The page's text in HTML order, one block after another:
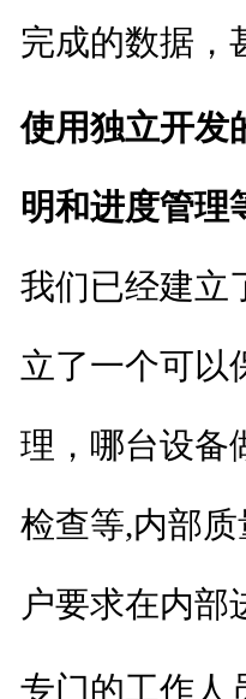
完成的数据，
使用独立开发
明和进度管理
我们已经建立
立了一个可以
理，哪台设备
检查等,内部
户要求在内部
专门的工作人